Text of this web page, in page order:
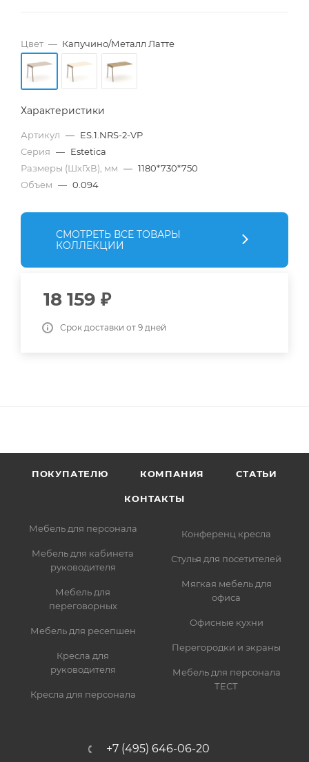
Цвет — Капучино/Металл Латте
Характеристики
Артикул — ES.1.NRS-2-VP
Серия — Estetica
Размеры (ШхГхВ), мм — 1180*730*750
Объем — 0.094
СМОТРЕТЬ ВСЕ ТОВАРЫ
КОЛЛЕКЦИИ
18 159 ₽
Срок доставки от 9 дней
ПОКУПАТЕЛЮ КОМПАНИЯ СТАТЬИ
КОНТАКТЫ
Мебель для персонала
Мебель для кабинета
руководителя
Мебель для
переговорных
Мебель для ресепшен
Кресла для
руководителя
Кресла для персонала
Конференц кресла
Стулья для посетителей
Мягкая мебель для
офиса
Офисные кухни
Перегородки и экраны
Мебель для персонала
ТЕСТ
+7 (495) 646-06-20